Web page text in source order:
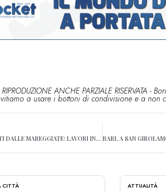
ANCHE PARZIALE RISERVATA -
a usare i bottoni di condivisione e a non
BARI, PONTILI DISTRUTTI DALLE MAREGGIATE: LAVORI IN CORSO A TORRE QUETTA. INTERVENTI ANCHE SUL LUNGOMARE NORD
CITTÀ ATTUALITÀ